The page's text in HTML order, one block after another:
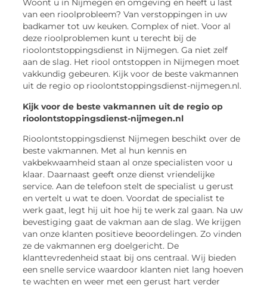
Woont u in Nijmegen en omgeving en heeft u last
van een rioolprobleem? Van verstoppingen in uw
badkamer tot uw keuken. Complex of niet. Voor al
deze rioolproblemen kunt u terecht bij de
rioolontstoppingsdienst in Nijmegen. Ga niet zelf
aan de slag. Het riool ontstoppen in Nijmegen moet
vakkundig gebeuren. Kijk voor de beste vakmannen
uit de regio op rioolontstoppingsdienst-nijmegen.nl.
Kijk voor de beste vakmannen uit de regio op
rioolontstoppingsdienst-nijmegen.nl
Rioolontstoppingsdienst Nijmegen beschikt over de
beste vakmannen. Met al hun kennis en
vakbekwaamheid staan al onze specialisten voor u
klaar. Daarnaast geeft onze dienst vriendelijke
service. Aan de telefoon stelt de specialist u gerust
en vertelt u wat te doen. Voordat de specialist te
werk gaat, legt hij uit hoe hij te werk zal gaan. Na uw
bevestiging gaat de vakman aan de slag. We krijgen
van onze klanten positieve beoordelingen. Zo vinden
ze de vakmannen erg doelgericht. De
klanttevredenheid staat bij ons centraal. Wij bieden
een snelle service waardoor klanten niet lang hoeven
te wachten en weer met een gerust hart verder